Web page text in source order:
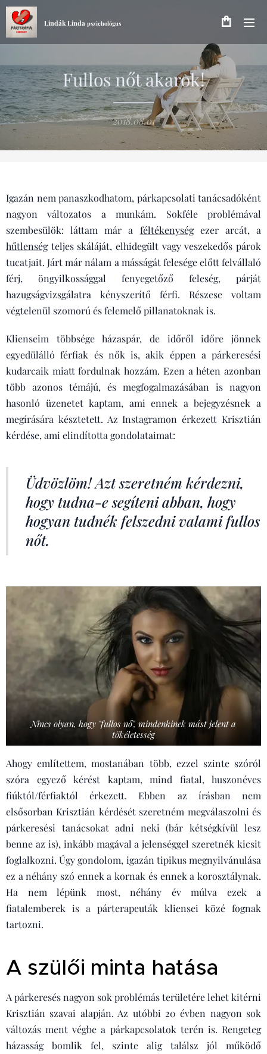
Lindák Linda pszichológus
Fullos nőt akarok!
2018.08.01
Igazán nem panaszkodhatom, párkapcsolati tanácsadóként
nagyon változatos a munkám. Sokféle problémával
szembesülök: láttam már a féltékenységezer arcát, a
hűtlenségteljes skáláját, elhidegült vagy veszekedős párok
tucatjait. Járt már nálam a másságát felesége előtt felvállaló
férj, öngyilkossággal fenyegetőző feleség, párját
hazugságvizsgálatra kényszerítő férfi. Részese voltam
végtelenül szomorú és felemelő pillanatoknak is.
Klienseim többsége házaspár, de időről időre jönnek
egyedülálló férfiak és nők is, akik éppen a párkeresési
kudarcaik miatt fordulnak hozzám. Ezen a héten azonban
több azonos témájú, és megfogalmazásában is nagyon
hasonló üzenetet kaptam, ami ennek a bejegyzésnek a
megírására késztetett. Az Instagramon érkezett Krisztián
kérdése, ami elindította gondolataimat:
Üdvözlöm! Azt szeretném kérdezni,
hogy tudna-e segíteni abban, hogy
hogyan tudnék felszedni valami fullos
nőt.
Nincs olyan, hogy "fullos nő", mindenkinek mást jelent a
tökéletesség
Ahogy említettem, mostanában több, ezzel szinte szóról
szóra egyező kérést kaptam, mind fiatal, huszonéves
fiúktól/férfiaktól érkezett. Ebben az írásban nem
elsősorban Krisztián kérdését szeretném megválaszolni és
párkeresési tanácsokat adni neki (bár kétségkívül lesz
benne az is), inkább magával a jelenséggel szeretnék kicsit
foglalkozni. Úgy gondolom, igazán tipikus megnyilvánulása
ez a néhány szó ennek a kornak és ennek a korosztálynak.
Ha nem lépünk most, néhány év múlva ezek a
fiatalemberek is a párterapeuták kliensei közé fognak
tartozni.
A szülői minta hatása
A párkeresés nagyon sok problémás területére lehet kitérni
Krisztián szavai alapján. Az utóbbi 20 évben nagyon sok
változás ment végbe a párkapcsolatok terén is. Rengeteg
házasság bomlik fel, szinte alig találsz jól működő